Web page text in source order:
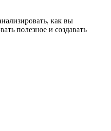
как вы
полезное и создавать